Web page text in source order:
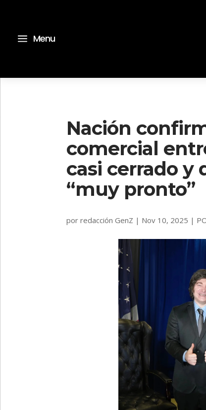
a Menu
Nación
comercial
casi cerrado y
“muy pronto”
porredacción GenZ | Nov 10, 2025 |